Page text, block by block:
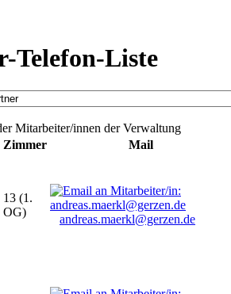
Telefon-Liste
Mitarbeiter/innen der Verwaltung
Zimmer
Mail
13 (1.
OG)
andreas.maerkl@gerzen.de